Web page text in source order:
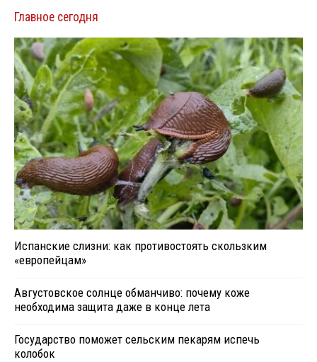
Главное сегодня
Испанские слизни: как противостоять скользким
«европейцам»
Августовское солнце обманчиво: почему коже
необходима защита даже в конце лета
Государство поможет сельским пекарям испечь
колобок